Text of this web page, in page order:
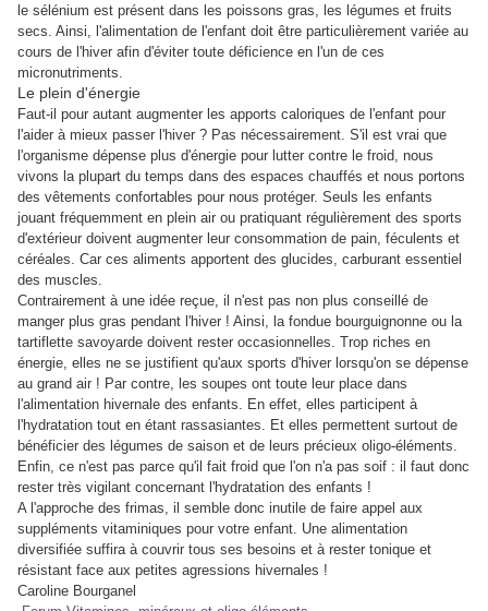
le sélénium est présent dans les poissons gras, les légumes et fruits
secs. Ainsi, l'alimentation de l'enfant doit être particulièrement variée au
cours de l'hiver afin d'éviter toute déficience en l'un de ces
micronutriments.
Le plein d'énergie
Faut-il pour autant augmenter les apports caloriques de l'enfant pour
l'aider à mieux passer l'hiver ? Pas nécessairement. S'il est vrai que
l'organisme dépense plus d'énergie pour lutter contre le froid, nous
vivons la plupart du temps dans des espaces chauffés et nous portons
des vêtements confortables pour nous protéger. Seuls les enfants
jouant fréquemment en plein air ou pratiquant régulièrement des sports
d'extérieur doivent augmenter leur consommation de pain, féculents et
céréales. Car ces aliments apportent des glucides, carburant essentiel
des muscles.
Contrairement à une idée reçue, il n'est pas non plus conseillé de
manger plus gras pendant l'hiver ! Ainsi, la fondue bourguignonne ou la
tartiflette savoyarde doivent rester occasionnelles. Trop riches en
énergie, elles ne se justifient qu'aux sports d'hiver lorsqu'on se dépense
au grand air ! Par contre, les soupes ont toute leur place dans
l'alimentation hivernale des enfants. En effet, elles participent à
l'hydratation tout en étant rassasiantes. Et elles permettent surtout de
bénéficier des légumes de saison et de leurs précieux oligo-éléments.
Enfin, ce n'est pas parce qu'il fait froid que l'on n'a pas soif : il faut donc
rester très vigilant concernant l'hydratation des enfants !
A l'approche des frimas, il semble donc inutile de faire appel aux
suppléments vitaminiques pour votre enfant. Une alimentation
diversifiée suffira à couvrir tous ses besoins et à rester tonique et
résistant face aux petites agressions hivernales !
Caroline Bourganel